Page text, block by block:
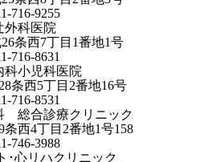
716-9255
外科医院
条西7丁目1番地1号
716-8631
科小児科医院
条西5丁目2番地16号
716-8531
総合診療クリニック
西4丁目2番地1号158
746-3988
･心リハクリニック